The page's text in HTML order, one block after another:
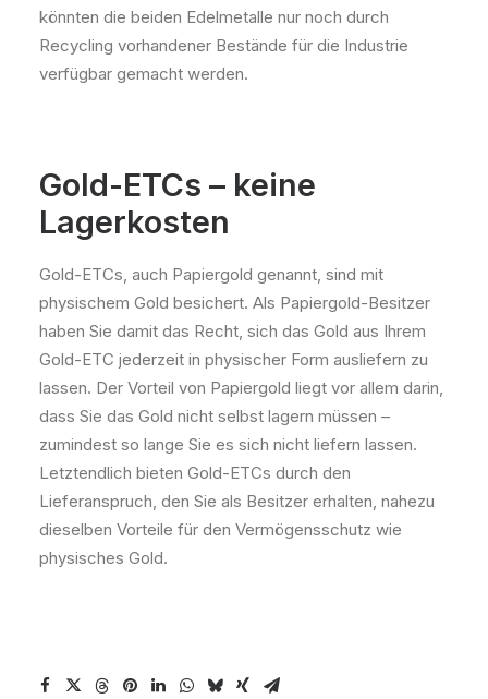
könnten die beiden Edelmetalle nur noch durch
Recycling vorhandener Bestände für die Industrie
verfügbar gemacht werden.
Gold-ETCs – keine
Lagerkosten
Gold-ETCs, auch Papiergold genannt, sind mit
physischem Gold besichert. Als Papiergold-Besitzer
haben Sie damit das Recht, sich das Gold aus Ihrem
Gold-ETC jederzeit in physischer Form ausliefern zu
lassen. Der Vorteil von Papiergold liegt vor allem darin,
dass Sie das Gold nicht selbst lagern müssen –
zumindest so lange Sie es sich nicht liefern lassen.
Letztendlich bieten Gold-ETCs durch den
Lieferanspruch, den Sie als Besitzer erhalten, nahezu
dieselben Vorteile für den Vermögensschutz wie
physisches Gold.